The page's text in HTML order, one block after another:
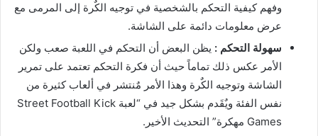
وفهم كيفية التحكم بالشخصية في توجيه الكٌرة إلى المرمى مع
عرض معلومات دائمة على الشاشة.
سهولة التحكم : يظن البعض أن التحكم في اللعبة صعب ولكن
الأمر عكس ذلك تماماً حيث أن فكرة التحكم تعتمد على تمرير
الشاشة وتوجيه الكٌرة وهذا الأمر مٌنتشر في ألعاب كثيرة من
نفس الفئة ويٌقَدم بشكل جيد في “لعبة Street Football Kick
Games مهكرة” التحديث الأخير.